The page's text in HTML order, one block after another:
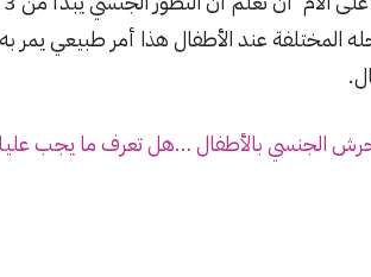
المختلفة عند الأطفال هذا أمر طبيعي يمر
الجنسي بالأطفال …هل تعرف ما يجب